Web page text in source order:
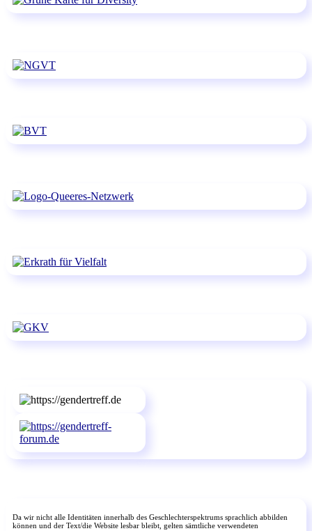
Da wir nicht alle Identitäten innerhalb des Geschlechterspektrums sprachlich abbilden
können und der Text/die Website lesbar bleibt, gelten sämtliche verwendeten